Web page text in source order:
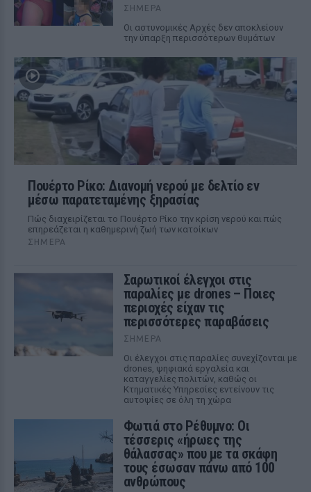
ΣΉΜΕΡΑ
Οι αστυνομικές Αρχές δεν αποκλείουν
την ύπαρξη περισσότερων θυμάτων
Πουέρτο Ρίκο: Διανομή νερού με δελτίο εν
μέσω παρατεταμένης ξηρασίας
Πώς διαχειρίζεται το Πουέρτο Ρίκο την κρίση νερού και πώς
επηρεάζεται η καθημερινή ζωή των κατοίκων
ΣΉΜΕΡΑ
Σαρωτικοί έλεγχοι στις
παραλίες με drones – Ποιες
περιοχές είχαν τις
περισσότερες παραβάσεις
ΣΉΜΕΡΑ
Οι έλεγχοι στις παραλίες συνεχίζονται με
drones, ψηφιακά εργαλεία και
καταγγελίες πολιτών, καθώς οι
Κτηματικές Υπηρεσίες εντείνουν τις
αυτοψίες σε όλη τη χώρα
Φωτιά στο Ρέθυμνο: Οι
τέσσερις «ήρωες της
θάλασσας» που με τα σκάφη
τους έσωσαν πάνω από 100
ανθρώπους